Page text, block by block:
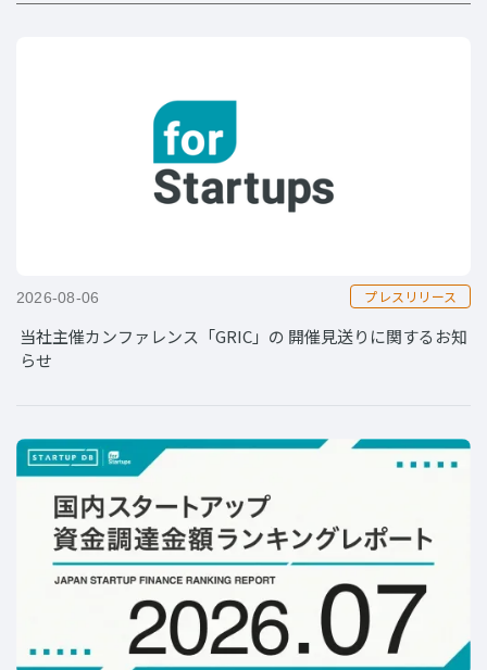
2026-08-06 プレスリリース
当社主催カンファレンス「GRIC」の 開催見送りに関するお知
らせ